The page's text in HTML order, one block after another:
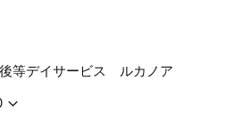
等デイサービス ルカノア